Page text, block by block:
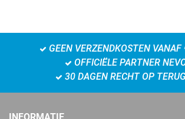
GEEN VERZENDKOSTEN
OFFICIËLE PARTNER
30 DAGEN RECHT OP